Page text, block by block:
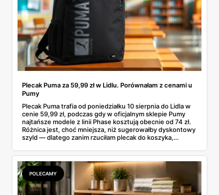
Plecak Puma za 59,99 zł w Lidlu. Porównałam z cenami u
Pumy
Plecak Puma trafia od poniedziałku 10 sierpnia do Lidla w
cenie 59,99 zł, podczas gdy w oficjalnym sklepie Pumy
najtańsze modele z linii Phase kosztują obecnie od 74 zł.
Różnica jest, choć mniejsza, niż sugerowałby dyskontowy
szyld — dlatego zanim rzuciłam plecak do koszyka,
rozpiska: co dokładnie sprzedaje Lidl, ile kosztują
odpowiedniki u producenta i komu ten zakup naprawdę
się opłaci.
POLECAMY